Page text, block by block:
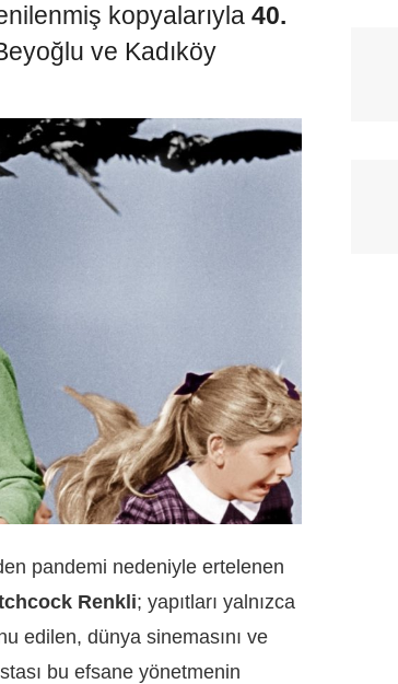
kopyalarıyla 40.
ve Kadıköy
pandemi nedeniyle ertelenen
Renkli; yapıtları yalnızca
edilen, dünya sinemasını ve
bu efsane yönetmenin